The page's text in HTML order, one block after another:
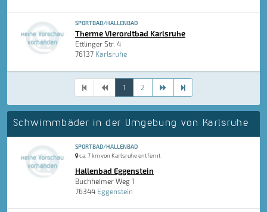
SPORTBAD/HALLENBAD
Therme Vierordtbad Karlsruhe
Ettlinger Str. 4
76137 Karlsruhe
1 2
Schwimmbäder in der Umgebung von Karlsruhe
SPORTBAD/HALLENBAD
ca. 7 km von Karlsruhe entfernt
Hallenbad Eggenstein
Buchheimer Weg 1
76344 Eggenstein